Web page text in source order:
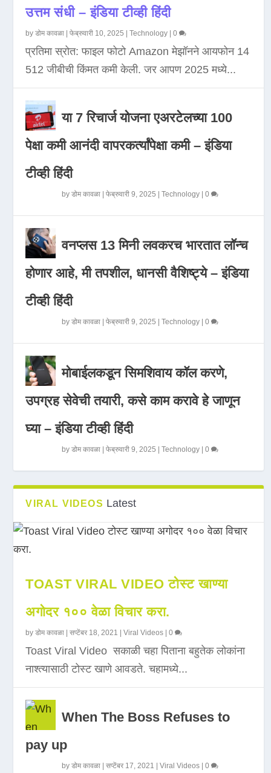
उत्तम संधी – इंडिया टीव्ही हिंदी
byडोम कावळा |फेब्रुवारी 10, 2025 |Technology |0
प्रतिमा स्रोत: फाइल फोटो Amazon मेझॉनने आयफोन 14
512 जीबीची किंमत कमी केली. जर आपण 2025 मध्ये...
या 7 रिचार्ज योजना एअरटेलच्या 100
पेक्षा कमी आनंदी वापरकर्त्यांपेक्षा कमी – इंडिया
टीव्ही हिंदी
byडोम कावळा |फेब्रुवारी 9, 2025 |Technology |0
वनप्लस 13 मिनी लवकरच भारतात लॉन्च
होणार आहे, मी तपशील, धानसी वैशिष्ट्ये – इंडिया
टीव्ही हिंदी
byडोम कावळा |फेब्रुवारी 9, 2025 |Technology |0
मोबाईलकडून सिमशिवाय कॉल करणे,
उपग्रह सेवेची तयारी, कसे काम करावे हे जाणून
घ्या – इंडिया टीव्ही हिंदी
byडोम कावळा |फेब्रुवारी 9, 2025 |Technology |0
VIRAL VIDEOS Latest
TOAST VIRAL VIDEO टोस्ट खाण्या
अगोदर १०० वेळा विचार करा.
byडोम कावळा |सप्टेंबर 18, 2021 |Viral Videos |0
Toast Viral Video सकाळी चहा पिताना बहुतेक लोकांना
नाश्त्यासाठी टोस्ट खाणे आवडते. चहामध्ये...
When The Boss Refuses to
pay up
byडोम कावळा |सप्टेंबर 17, 2021 |Viral Videos |0